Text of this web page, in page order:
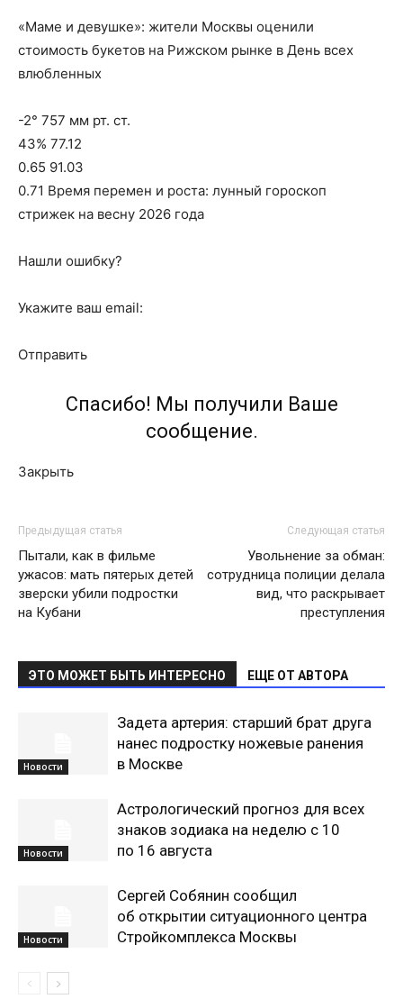
«Маме и девушке»: жители Москвы оценили
стоимость букетов на Рижском рынке в День всех
влюбленных
-2° 757 мм рт. ст.
43% 77.12
0.65 91.03
0.71 Время перемен и роста: лунный гороскоп
стрижек на весну 2026 года
Нашли ошибку?
Укажите ваш email:
Отправить
Спасибо! Мы получили Ваше
сообщение.
Закрыть
Предыдущая статья
Пытали, как в фильме
ужасов: мать пятерых детей
зверски убили подростки
на Кубани
Следующая статья
Увольнение за обман:
сотрудница полиции делала
вид, что раскрывает
преступления
ЭТО МОЖЕТ БЫТЬ ИНТЕРЕСНО ЕЩЕ ОТ АВТОРА
Новости
Задета артерия: старший брат друга
нанес подростку ножевые ранения
в Москве
Новости
Астрологический прогноз для всех
знаков зодиака на неделю с 10
по 16 августа
Новости
Сергей Собянин сообщил
об открытии ситуационного центра
Стройкомплекса Москвы